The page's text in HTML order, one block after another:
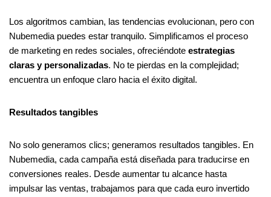
Los algoritmos cambian, las tendencias evolucionan, pero con
Nubemedia puedes estar tranquilo. Simplificamos el proceso
de marketing en redes sociales, ofreciéndote estrategias
claras y personalizadas. No te pierdas en la complejidad;
encuentra un enfoque claro hacia el éxito digital.
Resultados tangibles
No solo generamos clics; generamos resultados tangibles. En
Nubemedia, cada campaña está diseñada para traducirse en
conversiones reales. Desde aumentar tu alcance hasta
impulsar las ventas, trabajamos para que cada euro invertido